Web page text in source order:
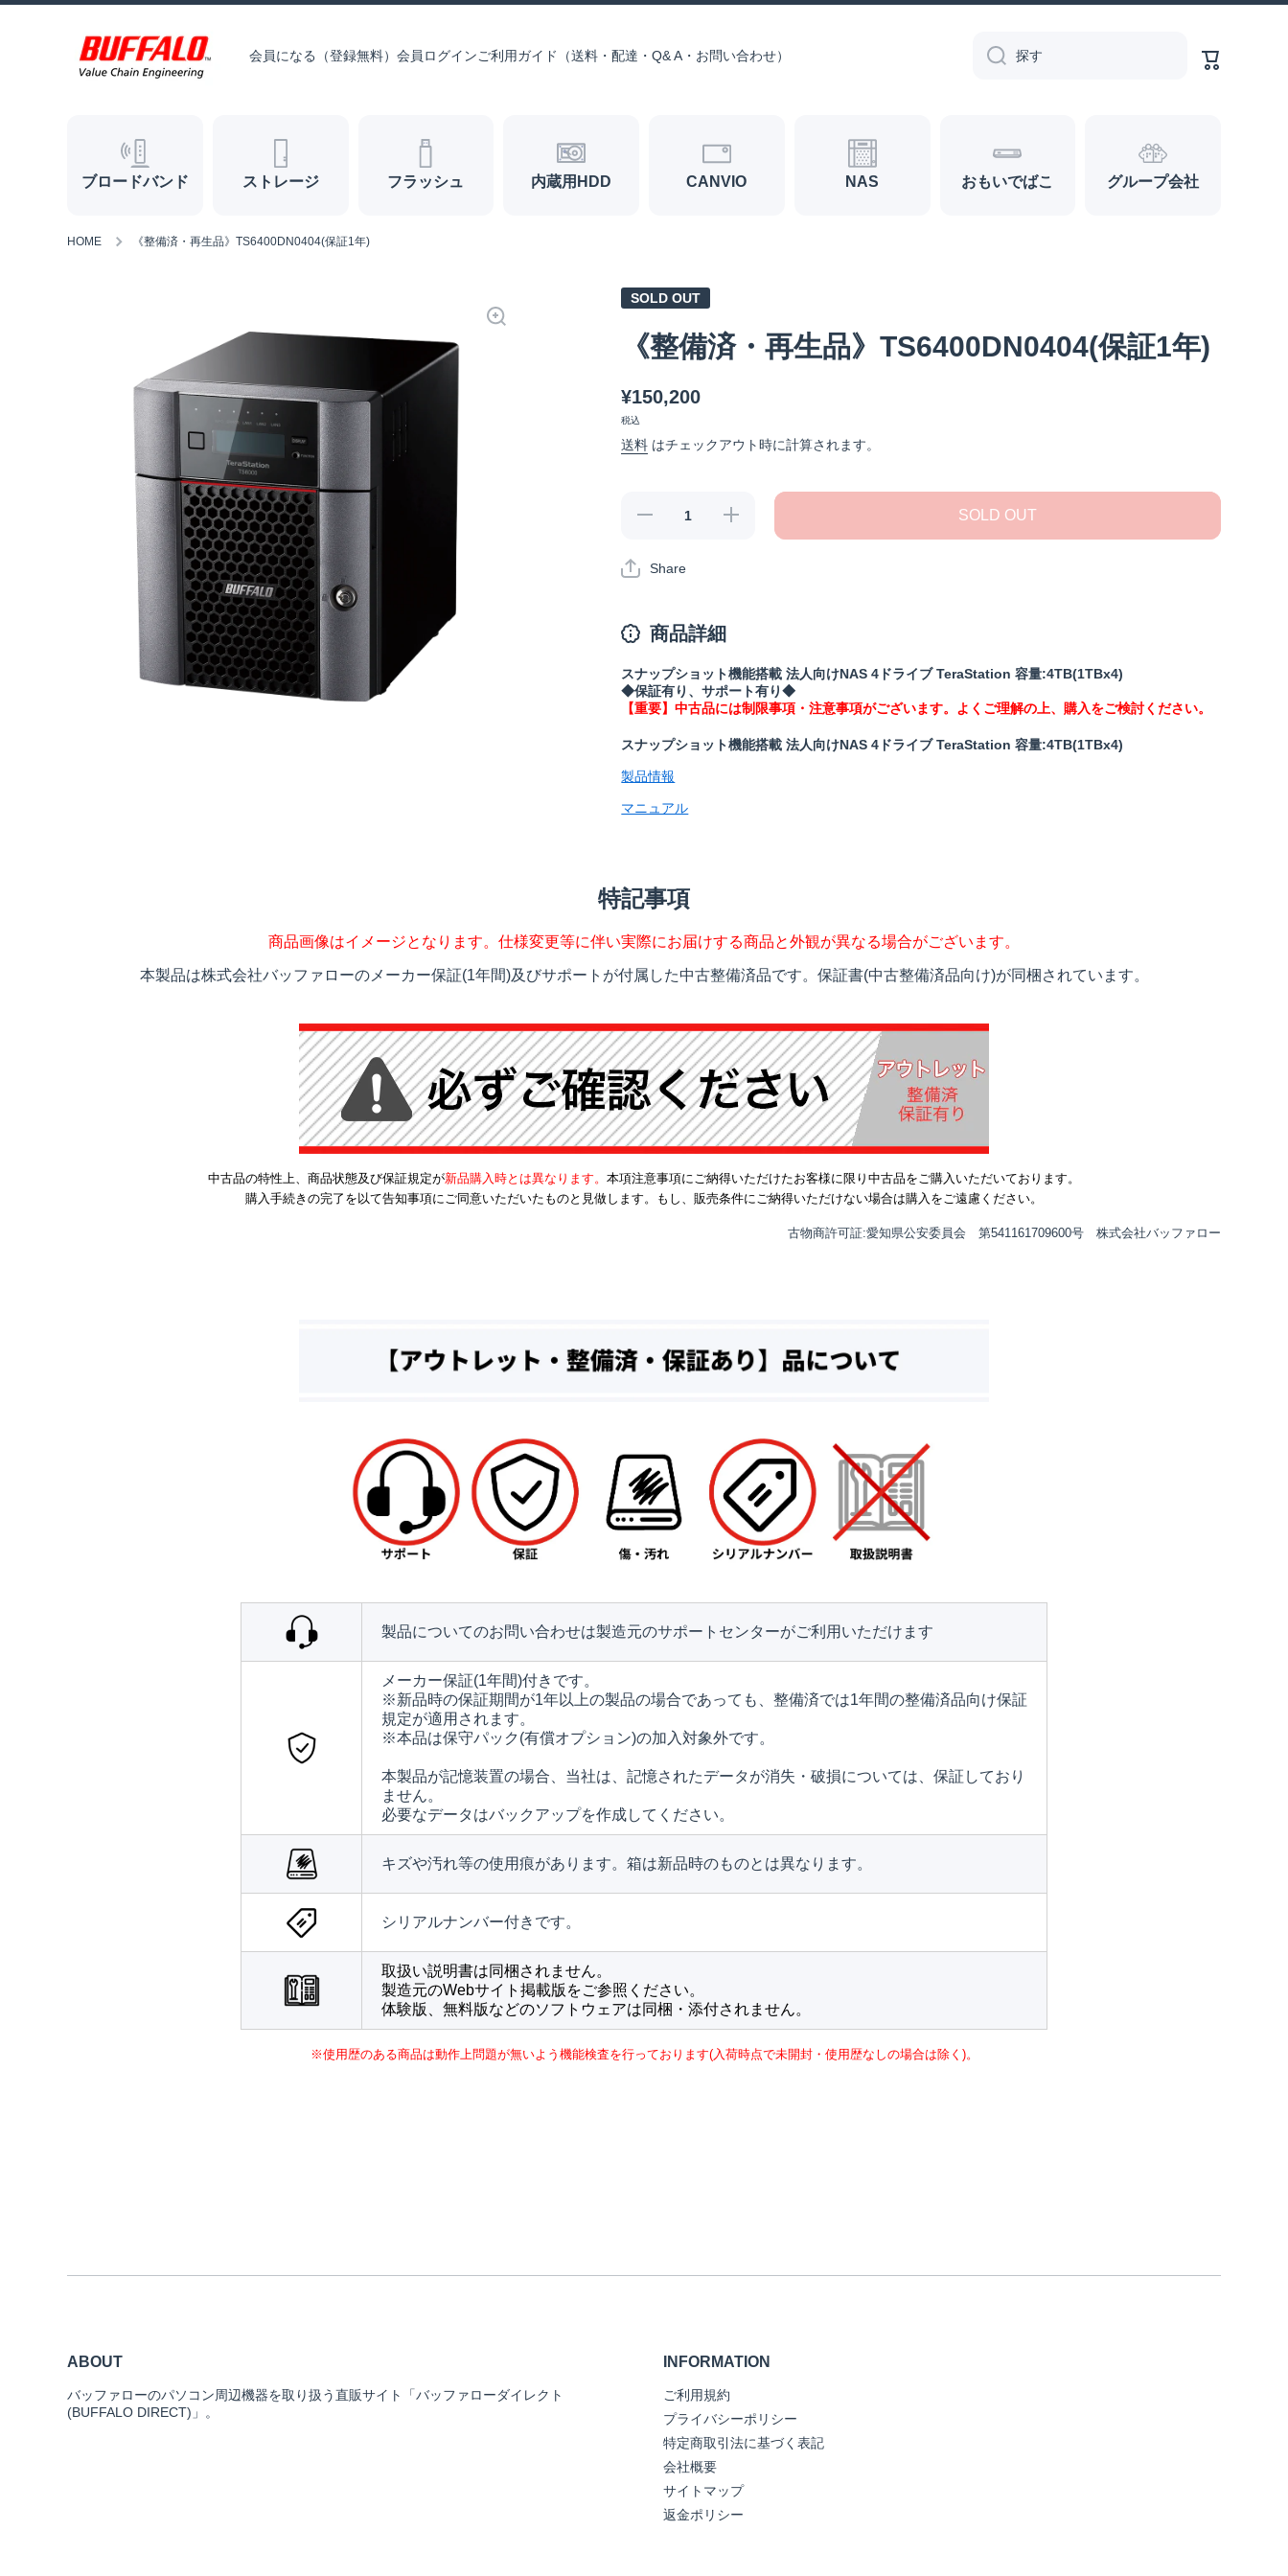
会員になる（登録無料） 会員ログインご利用ガイド（送料・配達・Q& A・お問い合わせ） 探す
ー
ト
ブロードバンド ストレージ フラッシュ 内蔵用HDD CANVIO NAS おもいでばこ グループ会社
HOME 《整備済・再生品》TS6400DN0404(保証1年)
SOLD OUT
《整備済・再生品》TS6400DN0404(保証1年)
¥150,200
税込
送料 はチェックアウト時に計算されます。
《整備済・再生
証1年)の数量を減
《整備済・再生
品》
SOLD OUT
Share
商品詳細
スナップショット機能搭載 法人向けNAS 4ドライブ TeraStation 容量:4TB(1TBx4)
◆保証有り、サポート有り◆
【重要】中古品には制限事項・注意事項がございます。よくご理解の上、購入をご検討ください。
スナップショット機能搭載 法人向けNAS 4ドライブ TeraStation 容量:4TB(1TBx4)
製品情報
マニュアル
特記事項
商品画像はイメージとなります。仕様変更等に伴い実際にお届けする商品と外観が異なる場合がございます。
本製品は株式会社バッファローのメーカー保証(1年間)及びサポートが付属した中古整備済品です。保証書(中古整備済品向け)が同梱されています。
中古品の特性上、商品状態及び保証規定が新品購入時とは異なります。 本項注意事項にご納得いただけたお客様に限り中古品をご購入いただいております。
購入手続きの完了を以て告知事項にご同意いただいたものと見做します。もし、販売条件にご納得いただけない場合は購入をご遠慮ください。
古物商許可証:愛知県公安委員会 第541161709600号 株式会社バッファロー
製品についてのお問い合わせは製造元のサポートセンターがご利用いただけます
メーカー保証(1年間)付きです。
※新品時の保証期間が1年以上の製品の場合であっても、整備済では1年間の整備済品向け保証
規定が適用されます。
※本品は保守パック(有償オプション)の加入対象外です。
本製品が記憶装置の場合、当社は、記憶されたデータが消失・破損については、保証しており
ません。
必要なデータはバックアップを作成してください。
キズや汚れ等の使用痕があります。箱は新品時のものとは異なります。
シリアルナンバー付きです。
取扱い説明書は同梱されません。
製造元のWebサイト掲載版をご参照ください。
体験版、無料版などのソフトウェアは同梱・添付されません。
※使用歴のある商品は動作上問題が無いよう機能検査を行っております(入荷時点で未開封・使用歴なしの場合は除く)。
ABOUT
バッファローのパソコン周辺機器を取り扱う直販サイト「バッファローダイレクト
(BUFFALO DIRECT)」。
INFORMATION
ご利用規約
プライバシーポリシー
特定商取引法に基づく表記
会社概要
サイトマップ
返金ポリシー